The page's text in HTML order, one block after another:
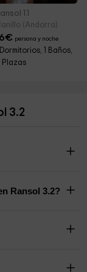
1.1
(Andorra)
€ persona y noche
Dormitorios, 1 Baños,
Plazas
3.2
Ransol 3.2?